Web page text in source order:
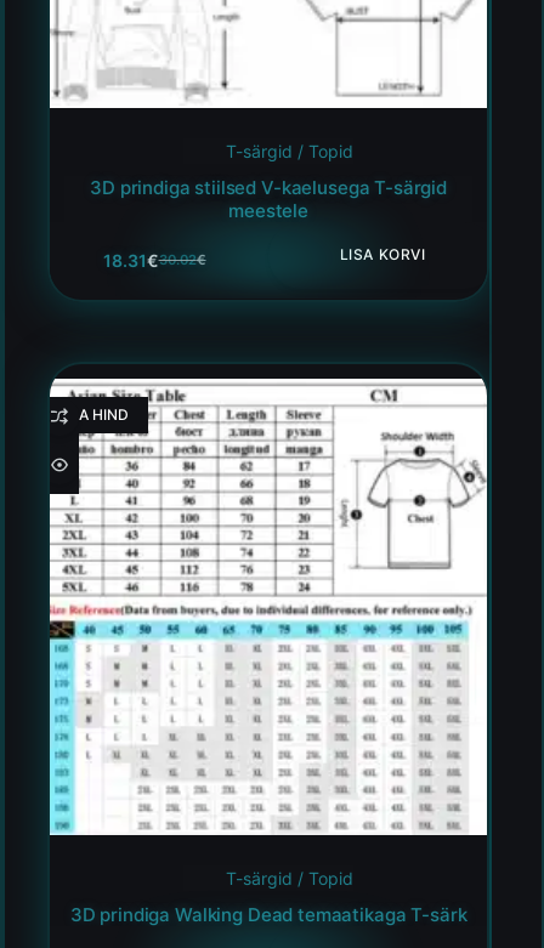
T-särgid / Topid
3D prindiga stiilsed V-kaelusega T-särgid
meestele
30.02€
18.31€ LISA KORVI
HEA HIND
T-särgid / Topid
3D prindiga Walking Dead temaatikaga T-särk